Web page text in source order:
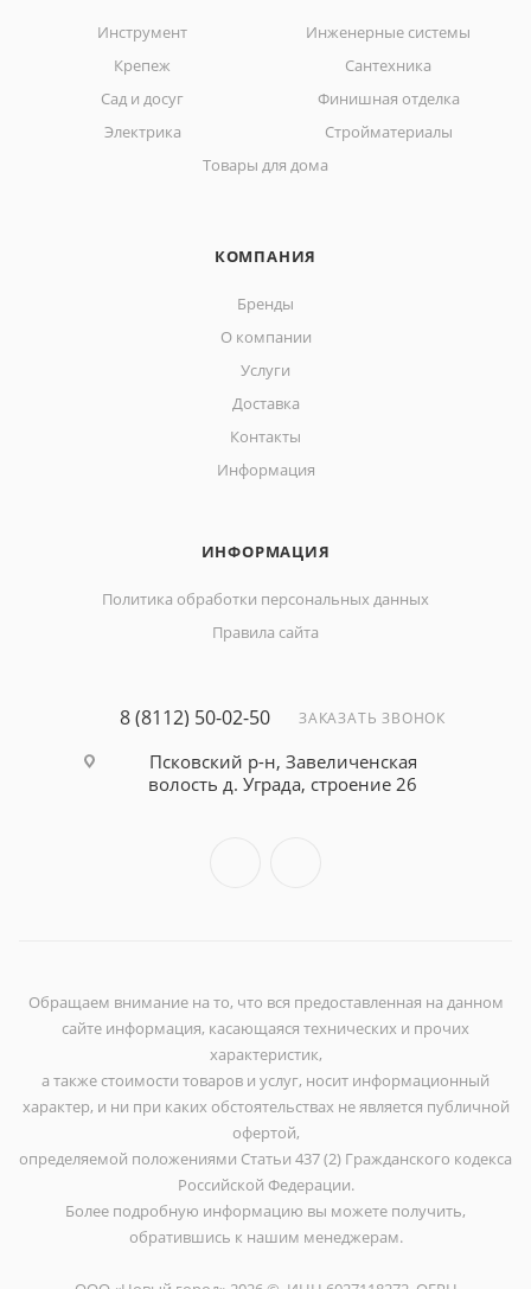
Инструмент
Инженерные системы
Крепеж
Сантехника
Сад и досуг
Финишная отделка
Электрика
Стройматериалы
Товары для дома
КОМПАНИЯ
Бренды
О компании
Услуги
Доставка
Контакты
Информация
ИНФОРМАЦИЯ
Политика обработки персональных данных
Правила сайта
8 (8112) 50-02-50 ЗАКАЗАТЬ ЗВОНОК
Псковский р-н, Завеличенская
волость д. Уграда, строение 26
Обращаем внимание на то, что вся предоставленная на данном
сайте информация, касающаяся технических и прочих
характеристик,
а также стоимости товаров и услуг, носит информационный
характер, и ни при каких обстоятельствах не является публичной
офертой,
определяемой положениями Статьи 437 (2) Гражданского кодекса
Российской Федерации.
Более подробную информацию вы можете получить,
обратившись к нашим менеджерам.